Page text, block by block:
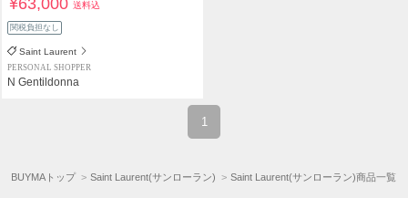
¥63,000送料込
関税負担なし
Saint Laurent
PERSONAL SHOPPER
N Gentildonna
1
BUYMAトップ Saint Laurent(サンローラン) Saint Laurent(サンローラン)商品一覧